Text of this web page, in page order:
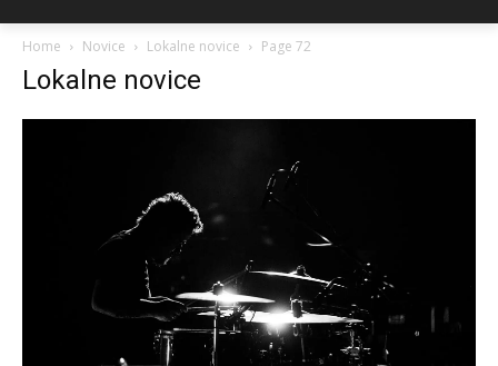
Home Novice Lokalne novice Page 72
Lokalne novice